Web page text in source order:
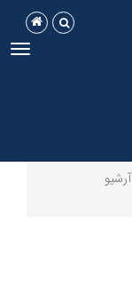
آرشیو